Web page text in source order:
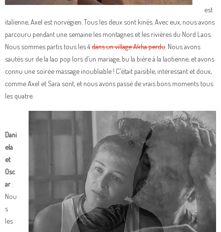
est
italienne, Axel est norvégien. Tous les deux sont kinés. Avec eux, nous avons
parcouru pendant une semaine les montagnes et les rivières du Nord Laos.
Nous sommes partis tous les 4dans un village Akha perdu . Nous avons
sautés sur de la lao pop lors d’un mariage, bu la bière à la laotienne, et avons
connu une soirée massage inoubliable ! C’était paisible, intéressant et doux,
comme Axel et Sara sont, et nous avons passé de vrais bons moments tous
les quatre.
Dani
ela
et
Osc
ar:
Nou
s
les